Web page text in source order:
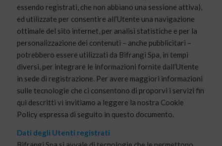
essendo registrati, che non abbiano una sessione attiva),
ed utilizzate per consentire all’Utente una navigazione
ottimale del sito internet, per analisi statistiche e per la
personalizzazione dei contenuti – anche pubblicitari –
potrebbero essere utilizzati da Bifrangi Spa, in tempi
diversi, per integrare le informazioni fornite dall’Utente
in sede di registrazione. Per avere maggiori informazioni
sulle tecnologie che ci consentono di proporvi i servizi fin
qui descritti vi invitiamo a leggere la nostra Cookie
Policy espressa di seguito in questo documento.
Dati degli Utenti registrati